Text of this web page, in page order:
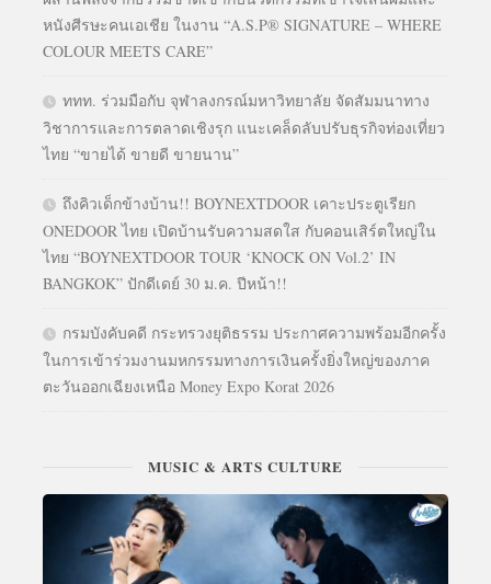
หนังศีรษะคนเอเชีย ในงาน “A.S.P® SIGNATURE – WHERE
COLOUR MEETS CARE”
ททท. ร่วมมือกับ จุฬาลงกรณ์มหาวิทยาลัย จัดสัมมนาทาง
วิชาการและการตลาดเชิงรุก แนะเคล็ดลับปรับธุรกิจท่องเที่ยว
ไทย “ขายได้ ขายดี ขายนาน”
ถึงคิวเด็กข้างบ้าน!! BOYNEXTDOOR เคาะประตูเรียก
ONEDOOR ไทย เปิดบ้านรับความสดใส กับคอนเสิร์ตใหญ่ใน
ไทย “BOYNEXTDOOR TOUR ‘KNOCK ON Vol.2’ IN
BANGKOK” ปักดีเดย์ 30 ม.ค. ปีหน้า!!
กรมบังคับคดี กระทรวงยุติธรรม ประกาศความพร้อมอีกครั้ง
ในการเข้าร่วมงานมหกรรมทางการเงินครั้งยิ่งใหญ่ของภาค
ตะวันออกเฉียงเหนือ Money Expo Korat 2026
MUSIC & ARTS CULTURE